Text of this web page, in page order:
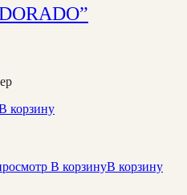
корзину
В корзинуВ корзину